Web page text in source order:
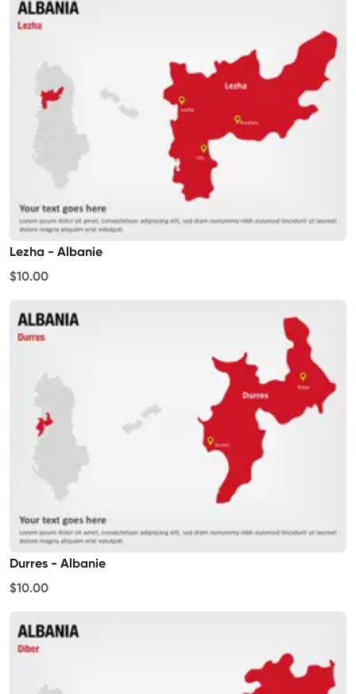
Lezha - Albanie
$10.00
Durres - Albanie
$10.00